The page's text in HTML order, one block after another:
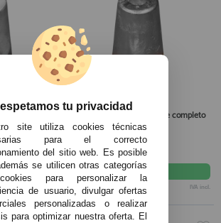
completo Tecnoseal Ánodo Eje Radice completo
D.60 34X2
360,15€
comprar
Entrega en 7-10 días IVA incl.
tu privacidad
site utiliza cookies técnicas
para el correcto
del sitio web. Es posible
se utilicen otras categorías
para personalizar la
de usuario, divulgar ofertas
personalizadas o realizar
para optimizar nuestra oferta. El